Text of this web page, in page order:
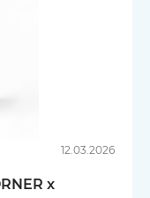
12.03.2026
x